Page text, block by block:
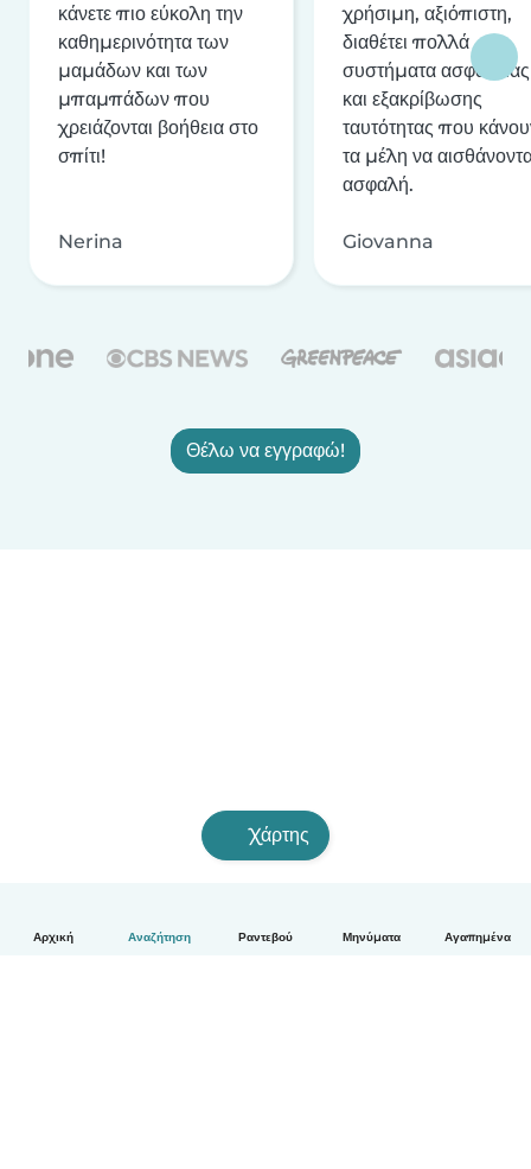
Αρχική Αναζήτηση Ραντεβού Μηνύματα Αγαπημένα
κάνετε πιο εύκολη την
καθημερινότητα των
μαμάδων και των
μπαμπάδων που
χρειάζονται βοήθεια στο
σπίτι!
Nerina
χρήσιμη, αξιόπιστη,
διαθέτει πολλά
συστήματα ασφαλείας
και εξακρίβωσης
ταυτότητας που
τα μέλη να
ασφαλή.
Giovanna
Θέλω να εγγραφώ!
Χάρτης